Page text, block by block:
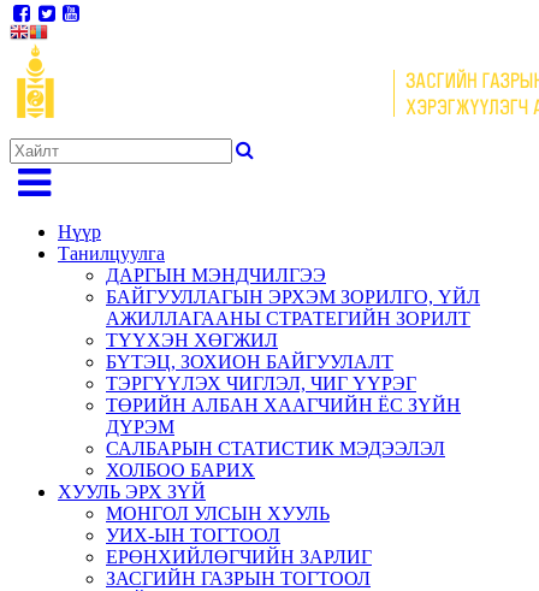
Нүүр
Танилцуулга
ДАРГЫН МЭНДЧИЛГЭЭ
БАЙГУУЛЛАГЫН ЭРХЭМ ЗОРИЛГО, ҮЙЛ
АЖИЛЛАГААНЫ СТРАТЕГИЙН ЗОРИЛТ
ТҮҮХЭН ХӨГЖИЛ
БҮТЭЦ, ЗОХИОН БАЙГУУЛАЛТ
ТЭРГҮҮЛЭХ ЧИГЛЭЛ, ЧИГ ҮҮРЭГ
ТӨРИЙН АЛБАН ХААГЧИЙН ЁС ЗҮЙН
ДҮРЭМ
САЛБАРЫН СТАТИСТИК МЭДЭЭЛЭЛ
ХОЛБОО БАРИХ
ХУУЛЬ ЭРХ ЗҮЙ
МОНГОЛ УЛСЫН ХУУЛЬ
УИХ-ЫН ТОГТООЛ
ЕРӨНХИЙЛӨГЧИЙН ЗАРЛИГ
ЗАСГИЙН ГАЗРЫН ТОГТООЛ